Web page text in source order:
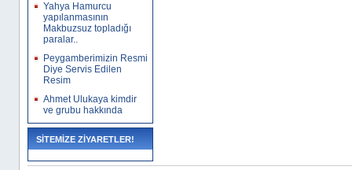
Yahya Hamurcu
yapılanmasının
Makbuzsuz topladığı
paralar..
Peygamberimizin Resmi
Diye Servis Edilen
Resim
Ahmet Ulukaya kimdir
ve grubu hakkında
SİTEMİZE ZİYARETLER!